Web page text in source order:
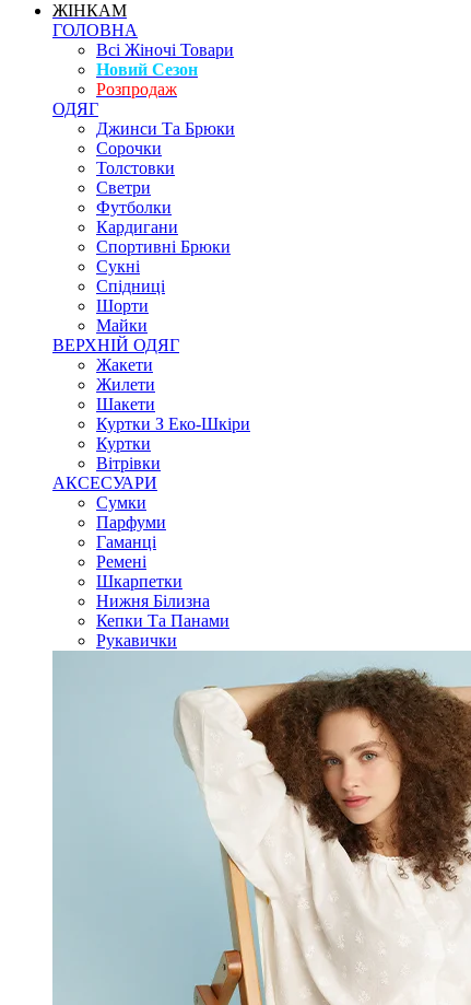
ЖІНКАМ
ГОЛОВНА
Всі Жіночі Товари
Новий Сезон
Розпродаж
ОДЯГ
Джинси Та Брюки
Сорочки
Толстовки
Светри
Футболки
Кардигани
Спортивні Брюки
Сукні
Спідниці
Шорти
Майки
ВЕРХНІЙ ОДЯГ
Жакети
Жилети
Шакети
Куртки З Еко-Шкіри
Куртки
Вітрівки
АКСЕСУАРИ
Сумки
Парфуми
Гаманці
Ремені
Шкарпетки
Нижня Білизна
Кепки Та Панами
Рукавички